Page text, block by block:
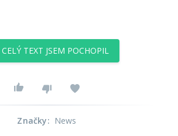
CELÝ TEXT JSEM POCHOPIL
Značky: News